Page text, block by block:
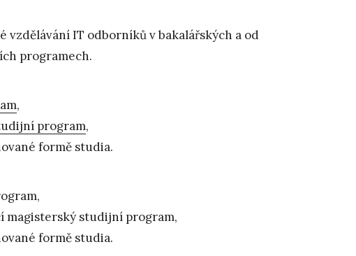
IT odborníků v bakalářských a od
programech.
,
program,
formě studia.
magisterský studijní program,
formě studia.